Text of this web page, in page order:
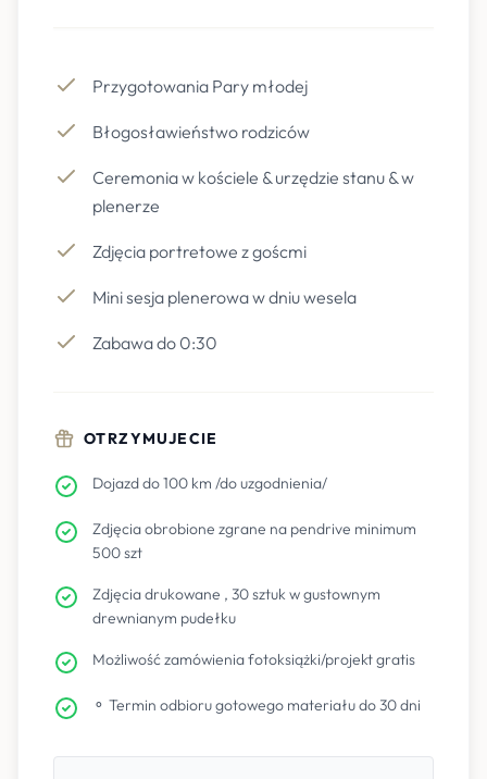
Przygotowania Pary młodej
Błogosławieństwo rodziców
Ceremonia w kościele & urzędzie stanu & w
plenerze
Zdjęcia portretowe z goścmi
Mini sesja plenerowa w dniu wesela
Zabawa do 0:30
OTRZYMUJECIE
Dojazd do 100 km /do uzgodnienia/
Zdjęcia obrobione zgrane na pendrive minimum
500 szt
Zdjęcia drukowane , 30 sztuk w gustownym
drewnianym pudełku
Możliwość zamówienia fotoksiążki/projekt gratis
⚬ Termin odbioru gotowego materiału do 30 dni